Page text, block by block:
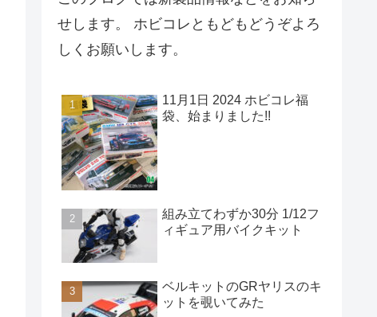
せします。 ホビコレともどもどうぞよろ
しくお願いします。
11月1日 2024 ホビコレ福
袋、始まりました!!
組み立てわずか30分 1/12フ
ィギュア用バイクキット
ベルキットのGRヤリスのキ
ットを覗いてみた